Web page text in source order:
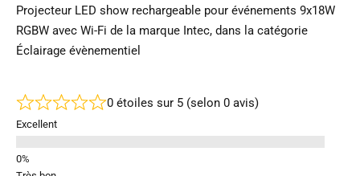
Projecteur LED show rechargeable pour événements 9x18W
RGBW avec Wi-Fi de la marque Intec, dans la catégorie
Éclairage évènementiel
0 étoiles sur 5 (selon 0 avis)
Excellent